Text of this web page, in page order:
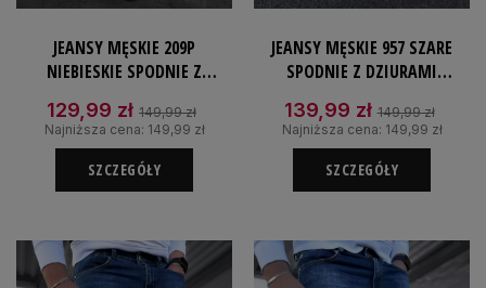
JEANSY MĘSKIE 209P
NIEBIESKIE SPODNIE Z
129,99 zł 149,99 zł
Najniższa cena: 149,99 zł
SZCZEGÓŁY
JEANSY MĘSKIE 957 SZARE
SPODNIE Z DZIURAMI
ELASTYCZNE
139,99 zł 149,99 zł
Najniższa cena: 149,99 zł
SZCZEGÓŁY